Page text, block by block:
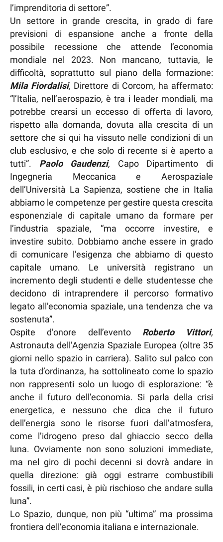
l’imprenditoria di settore”.
Un settore in grande crescita, in grado di fare
previsioni di espansione anche a fronte della
possibile recessione che attende l’economia
mondiale nel 2023. Non mancano, tuttavia, le
difficoltà, soprattutto sul piano della formazione:
Mila Fiordalisi, Direttore di Corcom, ha affermato:
“l’Italia, nell’aerospazio, è tra i leader mondiali, ma
potrebbe crearsi un eccesso di offerta di lavoro,
rispetto alla domanda, dovuta alla crescita di un
settore che si qui ha vissuto nelle condizioni di un
club esclusivo, e che solo di recente si è aperto a
tutti”. Paolo Gaudenzi, Capo Dipartimento di
Ingegneria Meccanica e Aerospaziale
dell’Università La Sapienza, sostiene che in Italia
abbiamo le competenze per gestire questa crescita
esponenziale di capitale umano da formare per
l’industria spaziale, “ma occorre investire, e
investire subito. Dobbiamo anche essere in grado
di comunicare l’esigenza che abbiamo di questo
capitale umano. Le università registrano un
incremento degli studenti e delle studentesse che
decidono di intraprendere il percorso formativo
legato all’economia spaziale, una tendenza che va
sostenuta”.
Ospite d’onore dell’evento Roberto Vittori,
Astronauta dell’Agenzia Spaziale Europea (oltre 35
giorni nello spazio in carriera). Salito sul palco con
la tuta d’ordinanza, ha sottolineato come lo spazio
non rappresenti solo un luogo di esplorazione: “è
anche il futuro dell’economia. Si parla della crisi
energetica, e nessuno che dica che il futuro
dell’energia sono le risorse fuori dall’atmosfera,
come l’idrogeno preso dal ghiaccio secco della
luna. Ovviamente non sono soluzioni immediate,
ma nel giro di pochi decenni si dovrà andare in
quella direzione: già oggi estrarre combustibili
fossili, in certi casi, è più rischioso che andare sulla
luna”.
Lo Spazio, dunque, non più “ultima” ma prossima
frontiera dell’economia italiana e internazionale.